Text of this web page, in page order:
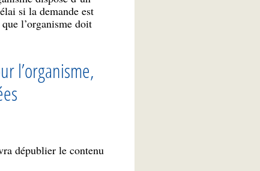
si la demande est
l’organisme doit
l’organisme,
dépublier le contenu